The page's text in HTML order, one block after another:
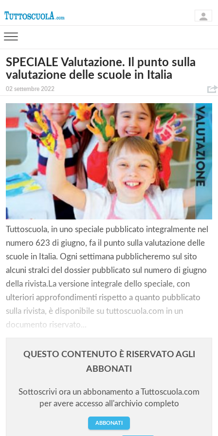
SPECIALE Valutazione. Il punto sulla
valutazione delle scuole in Italia
02 settembre 2022
Tuttoscuola, in uno speciale pubblicato integralmente nel
numero 623 di giugno, fa il punto sulla valutazione delle
scuole in Italia. Ogni settimana pubblicheremo sul sito
alcuni stralci del dossier pubblicato sul numero di giugno
della rivista.La versione integrale dello speciale, con
ulteriori approfondimenti rispetto a quanto pubblicato
sulla rivista, è disponibile su tuttoscuola.com in un
documento riservato...
QUESTO CONTENUTO È RISERVATO AGLI
ABBONATI
Sottoscrivi ora un abbonamento a Tuttoscuola.com
per avere accesso all'archivio completo
ABBONATI